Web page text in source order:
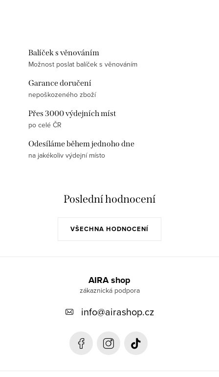
Balíček s věnováním
Možnost poslat balíček s věnováním
Garance doručení
nepoškozeného zboží
Přes 3000 výdejních míst
po celé ČR
Odesíláme během jednoho dne
na jakékoliv výdejní místo
Poslední hodnocení
VŠECHNA HODNOCENÍ
AIRA shop
info@airashop.cz